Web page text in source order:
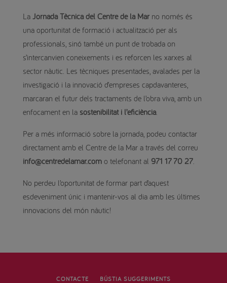
La Jornada Tècnica del Centre de la Marno només és
una oportunitat de formació i actualització per als
professionals, sinó també un punt de trobada on
s’intercanvien coneixements i es reforcen les xarxes al
sector nàutic. Les tècniques presentades, avalades per la
investigació i la innovació d’empreses capdavanteres,
marcaran el futur dels tractaments de l’obra viva, amb un
enfocament en la sostenibilitat i l’eficiència.
Per a més informació sobre la jornada, podeu contactar
directament amb el Centre de la Mar a través del correu
info@centredelamar.como telefonant al 971 17 70 27.
No perdeu l’oportunitat de formar part d’aquest
esdeveniment únic i mantenir-vos al dia amb les últimes
innovacions del món nàutic!
CONTACTE
BÚSTIA SUGGERIMENTS